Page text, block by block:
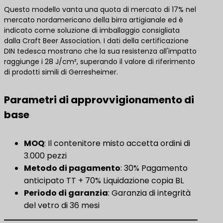
Questo modello vanta una quota di mercato di 17% nel
mercato nordamericano della birra artigianale ed è
indicato come soluzione di imballaggio consigliata
dalla Craft Beer Association. I dati della certificazione
DIN tedesca mostrano che la sua resistenza all'impatto
raggiunge i 28 J/cm², superando il valore di riferimento
di prodotti simili di Gerresheimer.
Parametri di approvvigionamento di
base
MOQ: Il contenitore misto accetta ordini di
3.000 pezzi
Metodo di pagamento: 30% Pagamento
anticipato TT + 70% Liquidazione copia BL
Periodo di garanzia: Garanzia di integrità
del vetro di 36 mesi